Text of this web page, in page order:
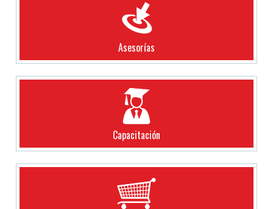
Asesorías
Capacitación